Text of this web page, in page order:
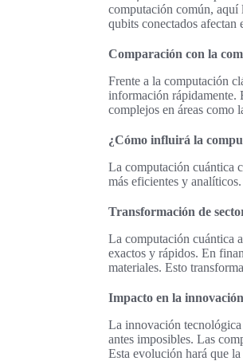
computación común, aquí
qubits conectados afectan
Comparación con la
Frente a la computación
información rápidamente.
complejos en áreas como
¿Cómo influirá la
La computación cuántica
más eficientes y
Transformación de
La computación cuántica
exactos y rápidos. En
materiales. Esto
Impacto en la
La innovación tecnológica
antes imposibles. Las
Esta evolución hará que